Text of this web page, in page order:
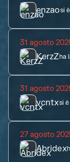
enzaosi
31 agosto
KerzZha
31 agosto
vcntxsi
27 agosto
Abridex